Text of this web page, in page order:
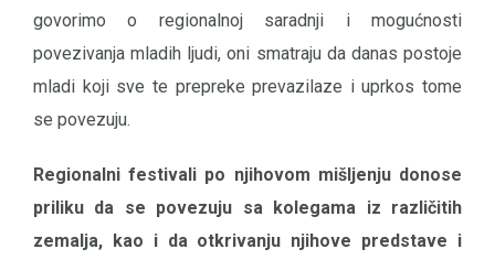
govorimo o regionalnoj saradnji i mogućnosti
povezivanja mladih ljudi, oni smatraju da danas postoje
mladi koji sve te prepreke prevazilaze i uprkos tome
se povezuju.
Regionalni festivali po njihovom mišljenju donose
priliku da se povezuju sa kolegama iz različitih
zemalja, kao i da otkrivanju njihove predstave i